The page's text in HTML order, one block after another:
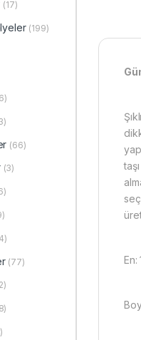
En:
(17)
(199)
(66)
(3)
(77)